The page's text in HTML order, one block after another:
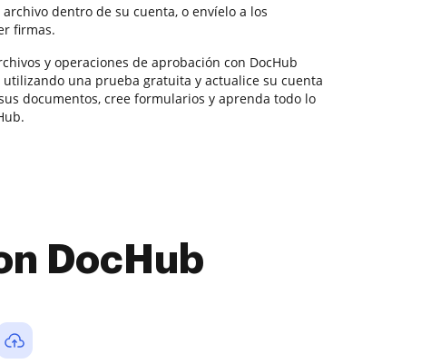
dentro de su cuenta, o envíelo a los
firmas.
y operaciones de aprobación con DocHub
utilizando una prueba gratuita y actualice su cuenta
documentos, cree formularios y aprenda todo lo
DocHub